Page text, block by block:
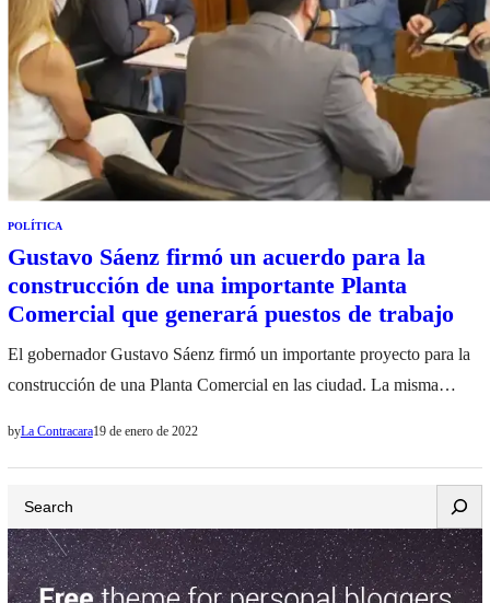
POLÍTICA
Gustavo Sáenz firmó un acuerdo para la
construcción de una importante Planta
Comercial que generará puestos de trabajo
El gobernador Gustavo Sáenz firmó un importante proyecto para la
construcción de una Planta Comercial en las ciudad. La misma
empresa surcoreana Posco SAU para la construcción de una
Planta…
byLa Contracara19 de enero de 2022